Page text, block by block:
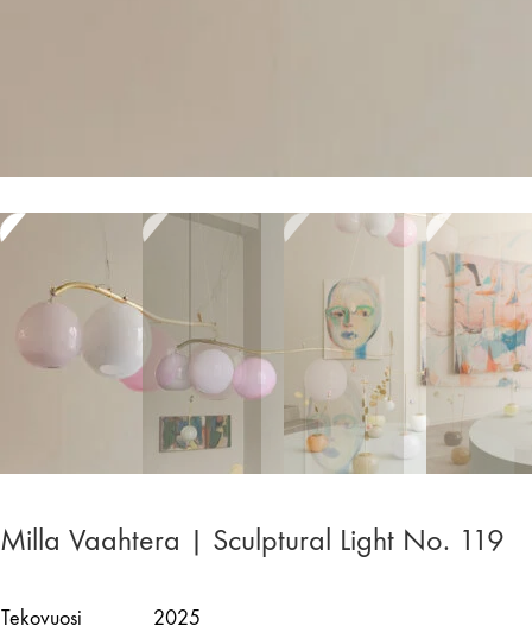
Milla Vaahtera | Sculptural Light No. 119
Tekovuosi
2025